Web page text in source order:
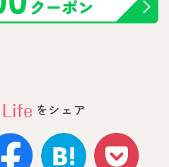
をシェア